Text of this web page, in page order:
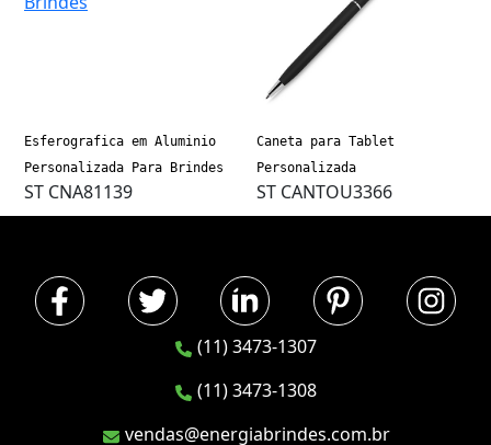
Esferografica em Aluminio
Personalizada Para Brindes
ST CNA81139
Caneta para Tablet
Personalizada
ST CANTOU3366
(11) 3473-1307
(11) 3473-1308
vendas@energiabrindes.com.br